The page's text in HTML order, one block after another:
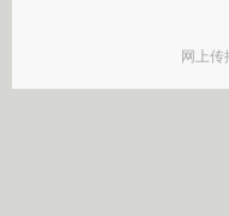
网上传